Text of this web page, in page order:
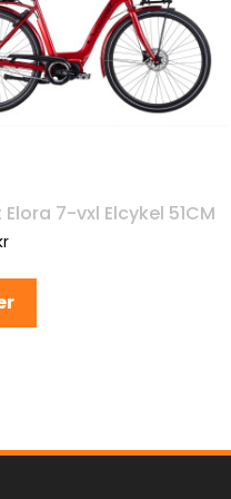
7-vxl Elcykel 51CM